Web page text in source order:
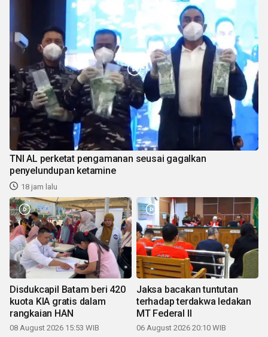
TNI AL perketat pengamanan seusai gagalkan
penyelundupan ketamine
18 jam lalu
Disdukcapil Batam beri 420
kuota KIA gratis dalam
rangkaian HAN
08 August 2026 15:53 WIB
Jaksa bacakan tuntutan
terhadap terdakwa ledakan
MT Federal II
06 August 2026 20:10 WIB